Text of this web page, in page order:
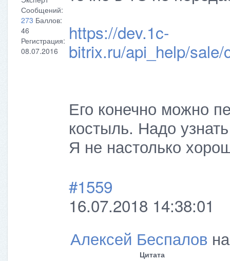
Сообщений:
273 Баллов:
46
Регистрация:
08.07.2016
https://dev.1c-
bitrix.ru/api_help/
Его конечно можно
костыль. Надо
Я не настолько
#1559
16.07.2018 14:38:01
Алексей Беспалов
Цитата